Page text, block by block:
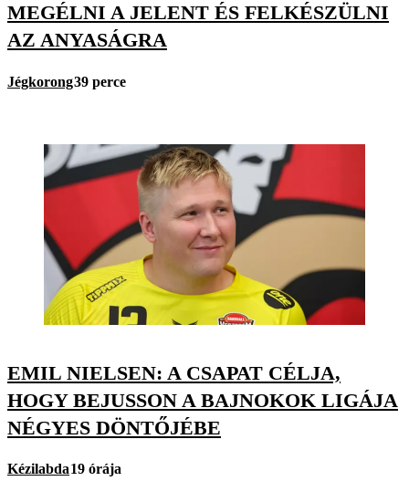
MEGÉLNI A JELENT ÉS FELKÉSZÜLNI
AZ ANYASÁGRA
Jégkorong39 perce
EMIL NIELSEN: A CSAPAT CÉLJA,
HOGY BEJUSSON A BAJNOKOK LIGÁJA
NÉGYES DÖNTŐJÉBE
Kézilabda19 órája